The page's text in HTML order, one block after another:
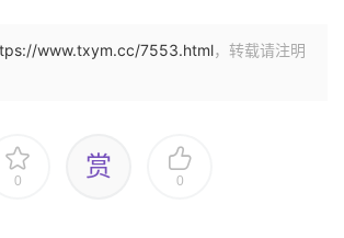
www.txym.cc/7553.html，转载请注明
0 赏 0